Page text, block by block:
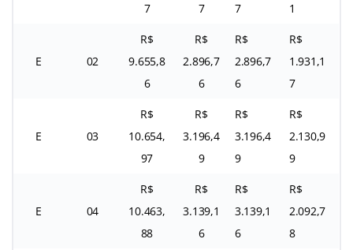
7
7
7
1
E 02
R$
9.655,8
6
R$
2.896,7
6
R$
2.896,7
6
R$
1.931,1
7
E 03
R$
10.654,
97
R$
3.196,4
9
R$
3.196,4
9
R$
2.130,9
9
E 04
R$
10.463,
88
R$
3.139,1
6
R$
3.139,1
6
R$
2.092,7
8